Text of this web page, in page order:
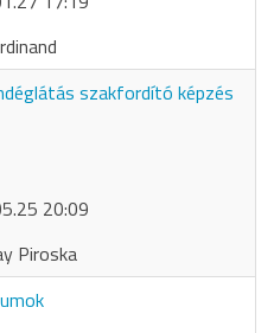
szakfordító képzés
20:09
Piroska